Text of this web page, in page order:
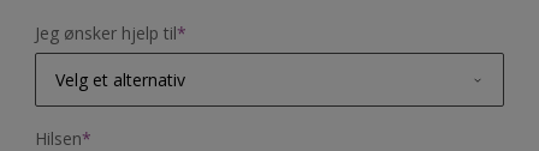
Jeg ønsker hjelp til*
Velg et alternativ
Fargehjelp
Hilsen*